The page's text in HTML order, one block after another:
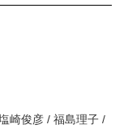
崎俊彦 / 福島理子 /